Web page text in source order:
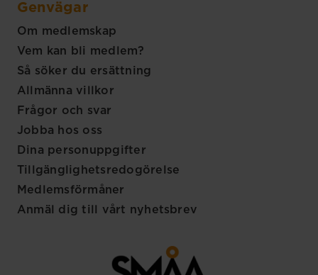
Genvägar
Om medlemskap
Vem kan bli medlem?
Så söker du ersättning
Allmänna villkor
Frågor och svar
Jobba hos oss
Dina personuppgifter
Tillgänglighetsredogörelse
Medlemsförmåner
Anmäl dig till vårt nyhetsbrev